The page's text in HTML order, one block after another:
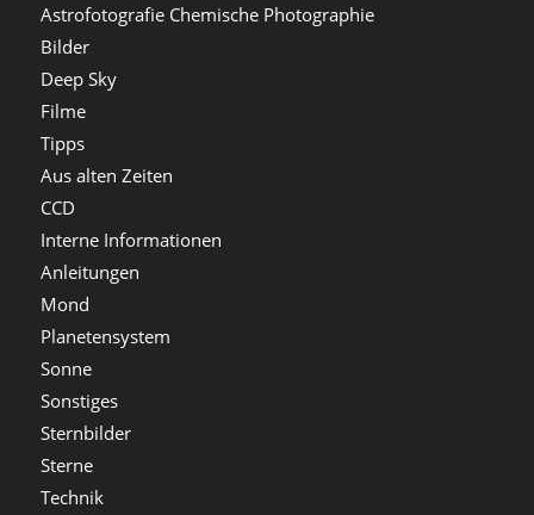
Astrofotografie Chemische Photographie
Bilder
Deep Sky
Filme
Tipps
Aus alten Zeiten
CCD
Interne Informationen
Anleitungen
Mond
Planetensystem
Sonne
Sonstiges
Sternbilder
Sterne
Technik